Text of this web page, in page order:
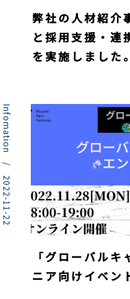
弊社の人材紹介
と採用支援・連
を実施しました。
Infomation / 2022-11-22
「グローバル
ニア向けイベン